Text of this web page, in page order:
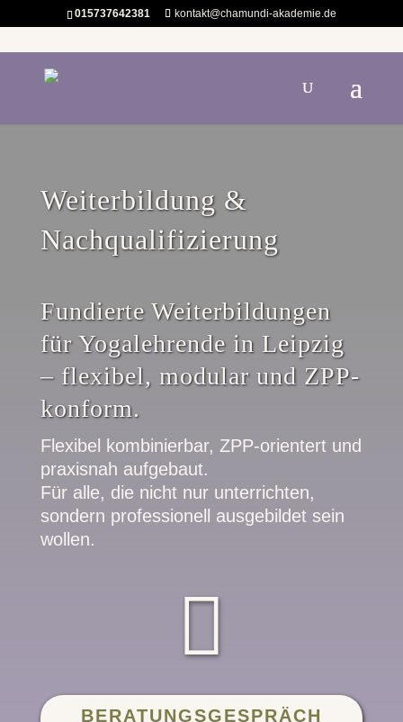
015737642381 kontakt@chamundi-akademie.de
Weiterbildung &
Nachqualifizierung
Fundierte Weiterbildungen
für Yogalehrende in Leipzig
– flexibel, modular und ZPP-
konform.
Flexibel kombinierbar, ZPP-orientert und
praxisnah aufgebaut.
Für alle, die nicht nur unterrichten,
sondern professionell ausgebildet sein
wollen.

BERATUNGSGESPRÄCH